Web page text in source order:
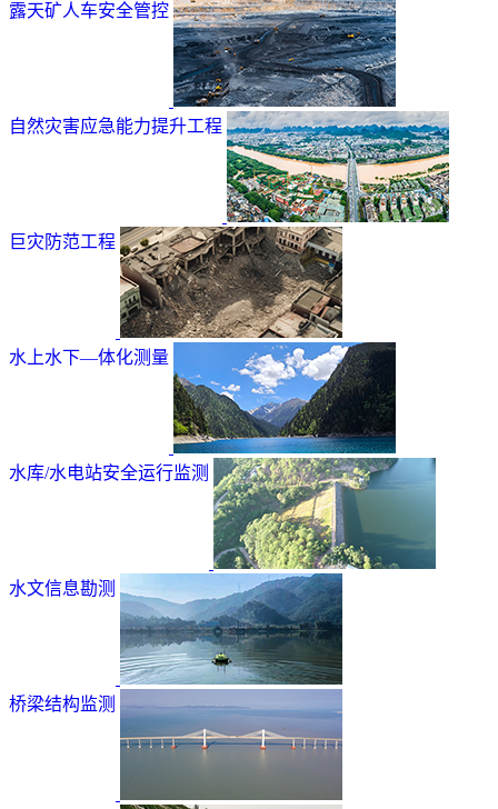
露天矿人车安全管控
自然灾害应急能力提升工程
巨灾防范工程
水上水下—体化测量
水库/水电站安全运行监测
水文信息勘测
桥梁结构监测